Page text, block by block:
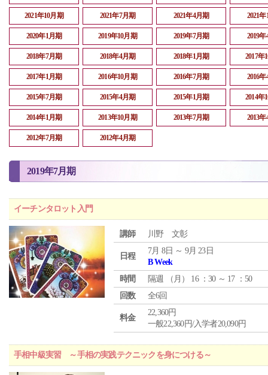
2021年10月期 2021年7月期 2021年4月期 2021
2020年1月期 2019年10月期 2019年7月期 2019
2018年7月期 2018年4月期 2018年1月期 2017年
2017年1月期 2016年10月期 2016年7月期 2016
2015年7月期 2015年4月期 2015年1月期 2014年
2014年1月期 2013年10月期 2013年7月期 2013
2012年7月期 2012年4月期
2019年7月期
イーチンタロット入門
講師 川野 文彰
日程
7月 8日 ～ 9月 23日
B Week
時間
隔週 （ 月 ） 16 ：30 ～ 17 ：50
回数
全6回
料金
22,360円
一般22,360円/入学者20,090円
手相中級実習 ～手相の実践テクニックを身につける～